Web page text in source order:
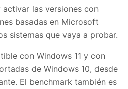
las versiones con
basadas en Microsoft
sistemas que vaya a probar.
con Windows 11 y con
de Windows 10, desde
El benchmark también es